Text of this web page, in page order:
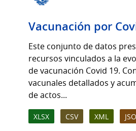
Vacunación por
Este conjunto de datos
recursos vinculados a la
de vacunación Covid 19.
vacunales detallados y
de actos...
XLSX CSV XML